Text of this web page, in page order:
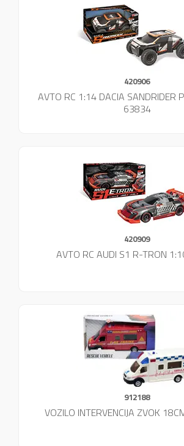
420906
AVTO RC 1:14 DACIA SANDRIDER
63834
420909
AVTO RC AUDI S1 R-TRON
912188
VOZILO INTERVENCIJA ZVOK